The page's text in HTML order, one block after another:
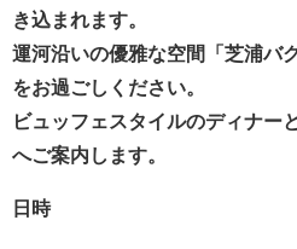
き込まれます。
運河沿いの優雅な空間「芝浦バ
をお過ごしください。
ビュッフェスタイルのディナー
へご案内します。
日時